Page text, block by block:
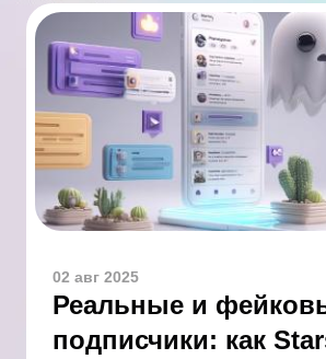
02 авг 2025
Реальные и
подписчики: как